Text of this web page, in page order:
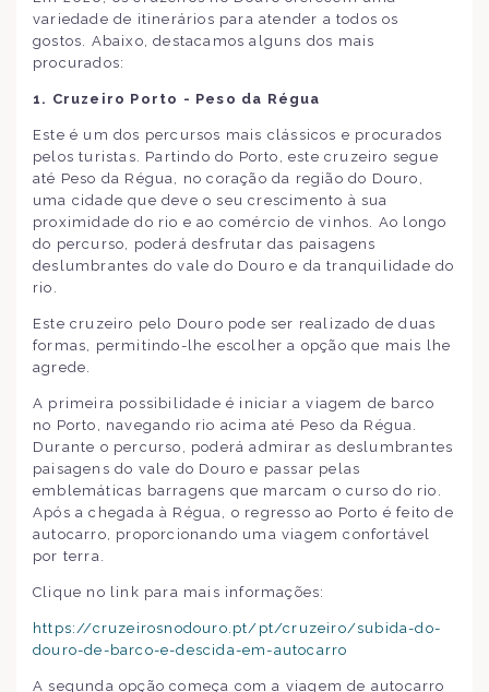
variedade de itinerários para atender a todos os
gostos. Abaixo, destacamos alguns dos mais
procurados:
1. Cruzeiro Porto - Peso da Régua
Este é um dos percursos mais clássicos e procurados
pelos turistas. Partindo do Porto, este cruzeiro segue
até Peso da Régua, no coração da região do Douro,
uma cidade que deve o seu crescimento à sua
proximidade do rio e ao comércio de vinhos. Ao longo
do percurso, poderá desfrutar das paisagens
deslumbrantes do vale do Douro e da tranquilidade do
rio.
Este cruzeiro pelo Douro pode ser realizado de duas
formas, permitindo-lhe escolher a opção que mais lhe
agrede.
A primeira possibilidade é iniciar a viagem de barco
no Porto, navegando rio acima até Peso da Régua.
Durante o percurso, poderá admirar as deslumbrantes
paisagens do vale do Douro e passar pelas
emblemáticas barragens que marcam o curso do rio.
Após a chegada à Régua, o regresso ao Porto é feito de
autocarro, proporcionando uma viagem confortável
por terra.
Clique no link para mais informações:
https://cruzeirosnodouro.pt/pt/cruzeiro/subida-do-
douro-de-barco-e-descida-em-autocarro
A segunda opção começa com a viagem de autocarro